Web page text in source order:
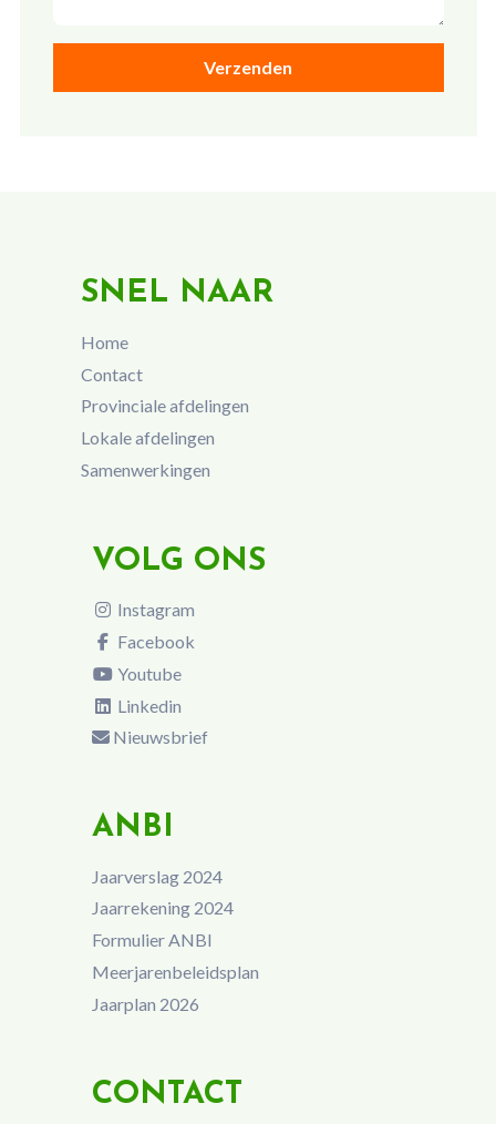
SNEL NAAR
Home
Contact
Provinciale afdelingen
Lokale afdelingen
Samenwerkingen
VOLG ONS
Instagram
Facebook
Youtube
Linkedin
Nieuwsbrief
ANBI
Jaarverslag 2024
Jaarrekening 2024
Formulier ANBI
Meerjarenbeleidsplan
Jaarplan 2026
CONTACT